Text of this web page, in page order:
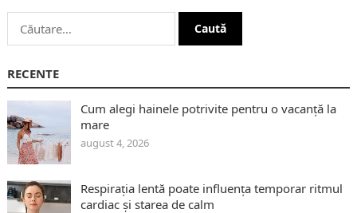
Caută
după:
RECENTE
Cum alegi hainele potrivite pentru o vacanță la
mare
august 4, 2026
Respirația lentă poate influența temporar ritmul
cardiac și starea de calm